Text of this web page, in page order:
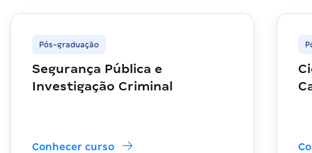
Pós-graduação
Segurança Pública e
Investigação Criminal
Conhecer curso